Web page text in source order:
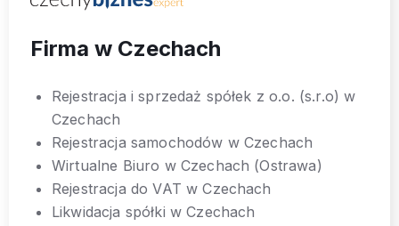
Firma w Czechach
Rejestracja i sprzedaż spółek z o.o. (s.r.o) w
Czechach
Rejestracja samochodów w Czechach
Wirtualne Biuro w Czechach (Ostrawa)
Rejestracja do VAT w Czechach
Likwidacja spółki w Czechach